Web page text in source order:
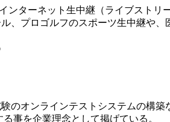
ンターネット生中継（ライブスト
プロゴルフのスポーツ生中継や
のオンラインテストシステムの構
事を企業理念として掲げている。